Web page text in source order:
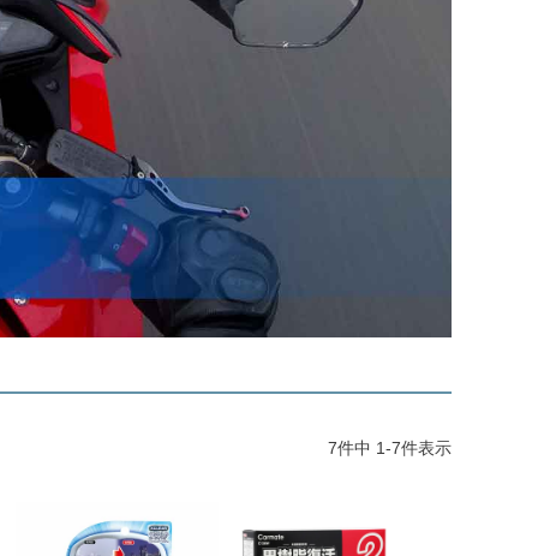
7件中 1-7件表示